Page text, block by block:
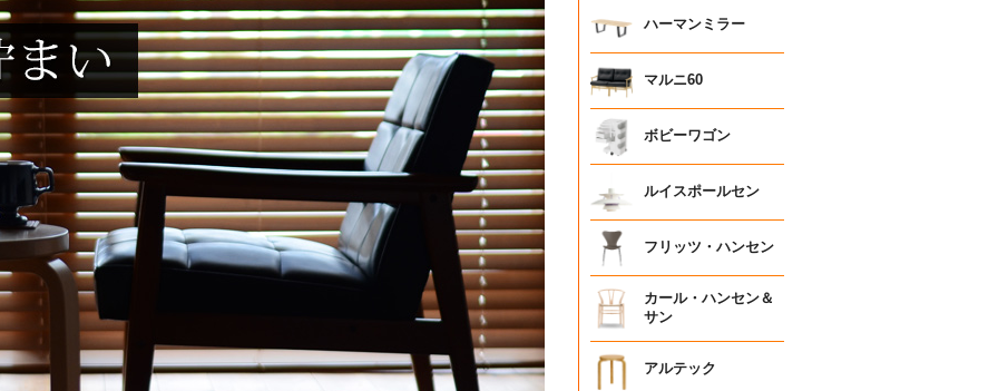
ハーマンミラー
マルニ60
ボビーワゴン
ルイスポールセン
フリッツ・ハンセン
カール・ハンセン＆
サン
アルテック